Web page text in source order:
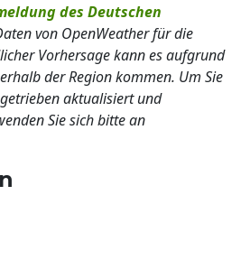
des Deutschen
von OpenWeather für die
Vorhersage kann es aufgrund
der Region kommen. Um Sie
aktualisiert und
Sie sich bitte an